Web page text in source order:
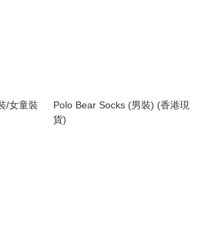
/女童裝
Polo Bear Socks (男裝) (香港現
貨)